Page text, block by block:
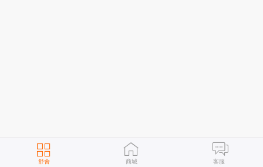
舒舍 商城 客服